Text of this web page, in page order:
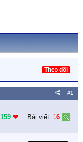
Theo dõi
#1
159 ❤︎ Bài viết: 16